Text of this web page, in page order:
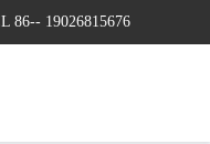
86-- 19026815676